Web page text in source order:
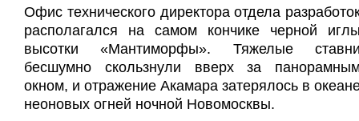
Офис технического директора отдела
располагался на самом кончике черной
высотки «Мантиморфы». Тяжелые
бесшумно скользнули вверх за
окном, и отражение Акамара затерялось в
неоновых огней ночной Новомосквы.